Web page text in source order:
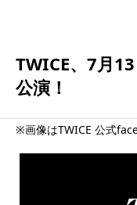
TWICE、7月
公演！
※画像はTWICE 公式